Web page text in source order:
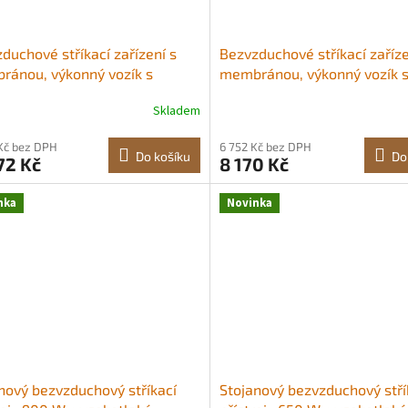
stříkací zařízení s
výkonný vozík s
prodlužovací tyčí, čisticí
a kartáčem, pro stříkání v
i exteriéru domácnosti
stříkání Vyrobeno pro
Skladem
bez DPH
Kč Do košíku
Bezvzduchové stříkací
membránou, výkonný vozík s
psi, s prodlužovací tyčí,
jehlou a kartáčem, pro
interiéru i exteriéru
Profesionální stříkání
dlouhou
6 752 Kč bez DPH
8 170 Kč
bezvzduchový stříkací
Novinka
Stojanový bezvzduchový